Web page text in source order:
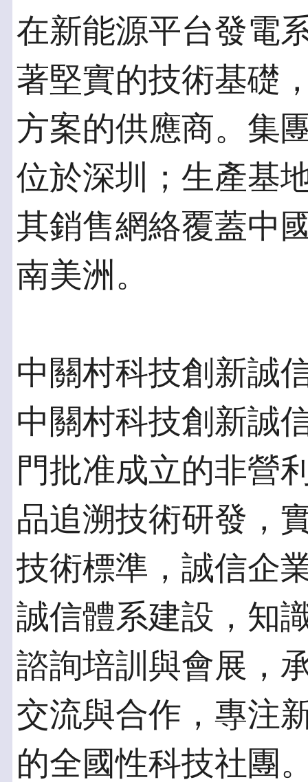
在新能源平台發電
著堅實的技術基礎
方案的供應商。集
位於深圳；生產基
其銷售網絡覆蓋中
南美洲。
中關村科技創新誠
中關村科技創新誠
門批准成立的非營
品追溯技術研發，
技術標準，誠信企
誠信體系建設，知
諮詢培訓與會展，
交流與合作，專注
的全國性科技社團